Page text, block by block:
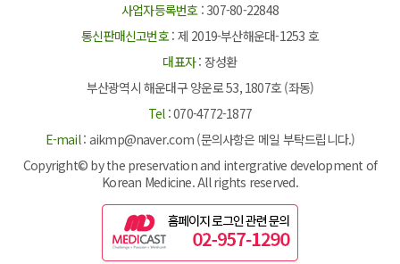
사업자등록번호: 307-80-22848
통신판매신고번호: 제 2019-부산해운대-1253 호
대표자: 장성환
부산광역시 해운대구 양운로 53, 1807호 (좌동)
Tel: 070-4772-1877
E-mail: aikmp@naver.com (문의사항은 메일 부탁드립니다.)
Copyright© by the preservation and intergrative development of
Korean Medicine. All rights reserved.